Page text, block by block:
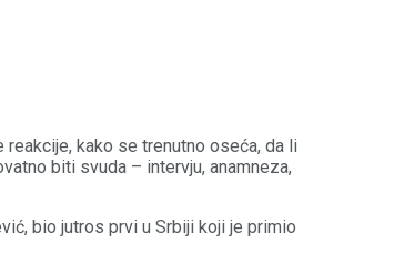
kako se trenutno oseća, da li
biti svuda – intervju, anamneza,
bio jutros prvi u Srbiji koji je primio